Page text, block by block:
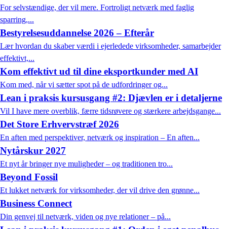
For selvstændige, der vil mere. Fortroligt netværk med faglig
sparring,...
Bestyrelsesuddannelse 2026 – Efterår
Lær hvordan du skaber værdi i ejerledede virksomheder, samarbejder
effektivt,...
Kom effektivt ud til dine eksportkunder med AI
Kom med, når vi sætter spot på de udfordringer og...
Lean i praksis kursusgang #2: Djævlen er i detaljerne
Vil I have mere overblik, færre tidsrøvere og stærkere arbejdsgange...
Det Store Erhvervstræf 2026
En aften med perspektiver, netværk og inspiration – En aften...
Nytårskur 2027
Et nyt år bringer nye muligheder – og traditionen tro...
Beyond Fossil
Et lukket netværk for virksomheder, der vil drive den grønne...
Business Connect
Din genvej til netværk, viden og nye relationer – på...